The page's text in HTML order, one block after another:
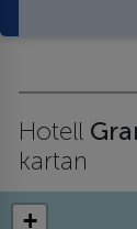
Hotell
kartan
+